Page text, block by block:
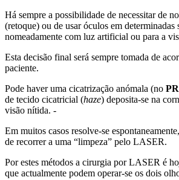
Há sempre a possibilidade de necessitar de
(retoque) ou de usar óculos em determinadas
nomeadamente com luz artificial ou para a
Esta decisão final será sempre tomada de
paciente.
Pode haver uma cicatrização anómala (no
de tecido cicatricial (haze) deposita-se na
visão nítida. -
Em muitos casos resolve-se
de recorrer a uma “limpeza” pelo LASER.
Por estes métodos a cirurgia por LASER é
que actualmente podem operar-se os dois